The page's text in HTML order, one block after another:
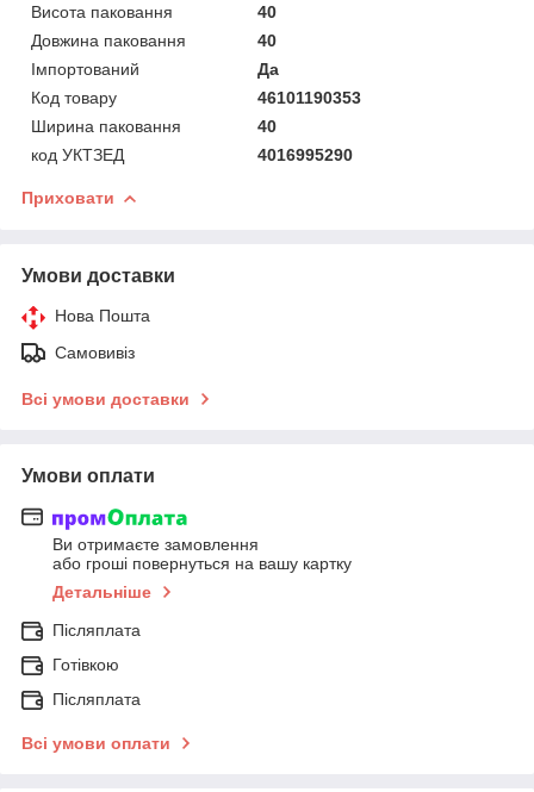
Висота паковання
40
Довжина паковання
40
Імпортований
Да
Код товару
46101190353
Ширина паковання
40
код УКТЗЕД
4016995290
Приховати
Умови доставки
Нова Пошта
Самовивіз
Всі умови доставки
Умови оплати
Ви отримаєте замовлення
або гроші повернуться на вашу картку
Детальніше
Післяплата
Готівкою
Післяплата
Всі умови оплати